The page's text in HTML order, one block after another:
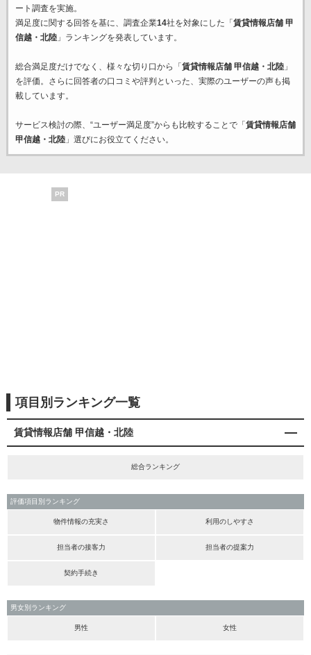
ート調査を実施。
満足度に関する回答を基に、調査企業14社を対象にした「 賃貸情報店舗 甲
信越・北陸」ランキングを発表しています。
総合満足度だけでなく、様々な切り口から「 賃貸情報店舗 甲信越・北陸」
を評価。さらに回答者の口コミや評判といった、実際のユーザーの声も掲
載しています。
サービス検討の際、“ユーザー満足度”からも比較することで「 賃貸情報店舗
甲信越・北陸」選びにお役立てください。
PR
項目別ランキング一覧
賃貸情報店舗 甲信越・北陸
総合ランキング
評価項目別ランキング
物件情報の充実さ 利用のしやすさ
担当者の接客力 担当者の提案力
契約手続き
男女別ランキング
男性 女性